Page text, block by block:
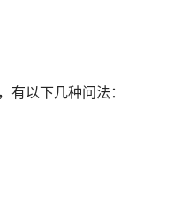
有以下几种问法：